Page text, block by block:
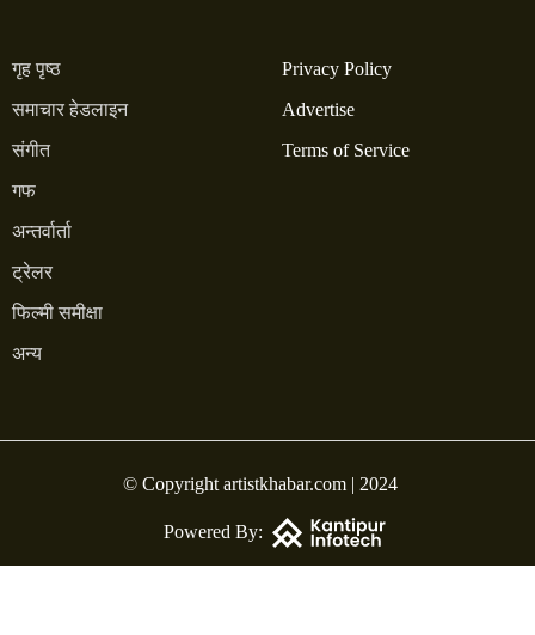
गृह पृष्ठ
समाचार हेडलाइन
संगीत
गफ
अन्तर्वार्ता
ट्रेलर
फिल्मी समीक्षा
अन्य
Privacy Policy
Advertise
Terms of Service
© Copyright artistkhabar.com | 2024
Powered By: